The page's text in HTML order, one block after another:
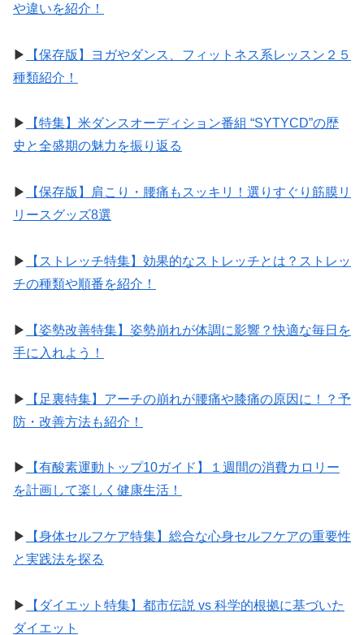
や違いを紹介！
▶︎
【保存版】ヨガやダンス、フィットネス系レッスン２５
種類紹介！
▶︎
【特集】米ダンスオーディション番組 “SYTYCD”の歴
史と全盛期の魅力を振り返る
▶︎
【保存版】肩こり・腰痛もスッキリ！選りすぐり筋膜リ
リースグッズ8選
▶︎
【ストレッチ特集】効果的なストレッチとは？ストレッ
チの種類や順番を紹介！
▶︎
【姿勢改善特集】姿勢崩れが体調に影響？快適な毎日を
手に入れよう！
▶︎
【足裏特集】アーチの崩れが腰痛や膝痛の原因に！？予
防・改善方法も紹介！
▶︎
【有酸素運動トップ10ガイド】１週間の消費カロリー
を計画して楽しく健康生活！
▶︎
【身体セルフケア特集】総合な心身セルフケアの重要性
と実践法を探る
▶︎
【ダイエット特集】都市伝説 vs 科学的根拠に基づいた
ダイエット